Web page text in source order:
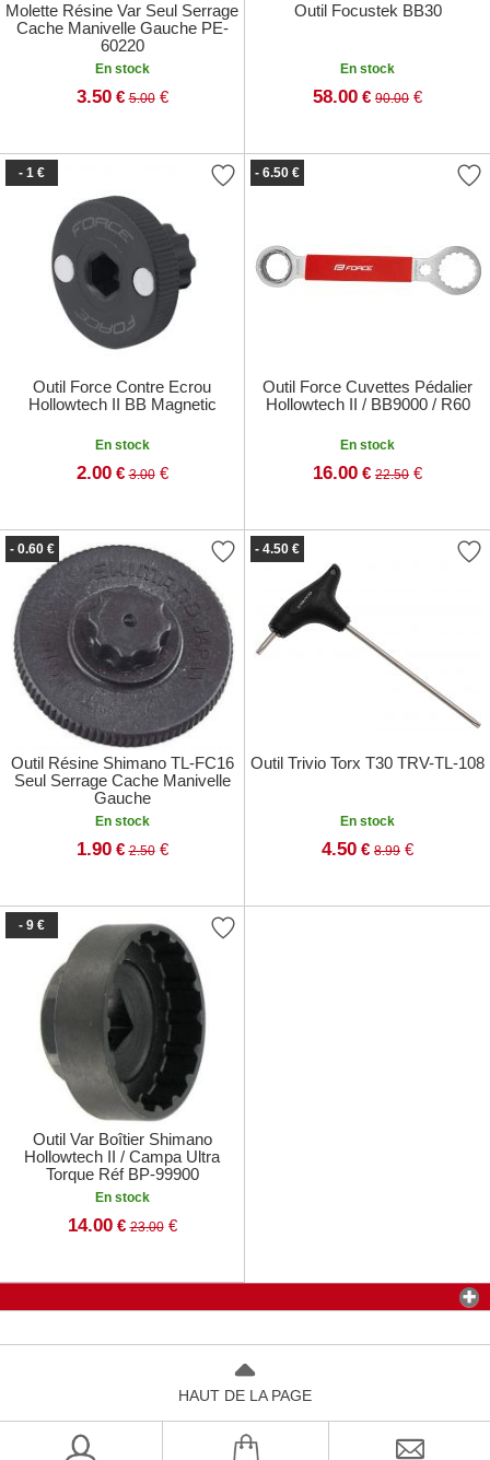
Molette Résine Var Seul Serrage
Cache Manivelle Gauche PE-
60220
En stock
3.50 € 5.00€
Outil Focustek BB30
En stock
58.00 € 90.00 €
- 1 €
Outil Force Contre Ecrou
Hollowtech II BB Magnetic
En stock
2.00 € 3.00€
- 6.50 €
Outil Force Cuvettes Pédalier
Hollowtech II / BB9000 / R60
En stock
16.00 € 22.50 €
- 0.60 €
Outil Résine Shimano TL-FC16
Seul Serrage Cache Manivelle
Gauche
En stock
1.90 € 2.50€
- 4.50 €
Outil Trivio Torx T30 TRV-TL-108
En stock
4.50 € 8.99 €
- 9 €
Outil Var Boîtier Shimano
Hollowtech II / Campa Ultra
Torque Réf BP-99900
En stock
14.00 € 23.00€
HAUT DE LA PAGE